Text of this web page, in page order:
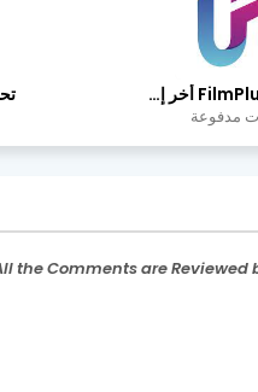
تحميل تطبيق FilmPlus أخر إصدار
مدفوعة